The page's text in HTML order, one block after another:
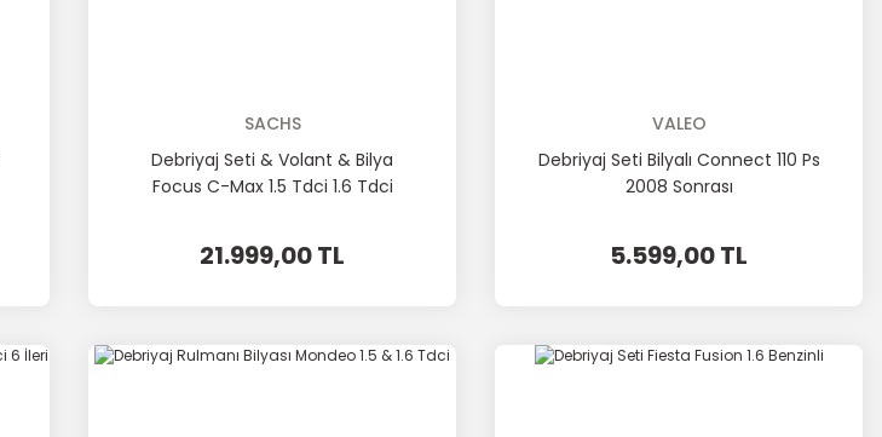
SACHS
Debriyaj Seti & Volant & Bilya
Focus C-Max 1.5 Tdci 1.6 Tdci
21.999,00 TL
VALEO
Debriyaj Seti Bilyalı Connect 110 Ps
2008 Sonrası
5.599,00 TL